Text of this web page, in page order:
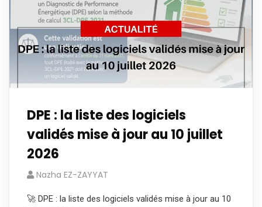
DPE : la liste des logiciels
validés mise à jour au 10 juillet
2026
Nazha EZ-ZAYYAT
🚀 DPE : la liste des logiciels validés mise à jour au 10